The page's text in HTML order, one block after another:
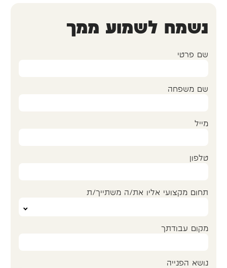
נשמח לשמוע ממך
שם פרטי
שם משפחה
מייל
טלפון
תחום מקצועי אליו את/ה משתייך/ת
מקום עבודתך
נושא הפנייה